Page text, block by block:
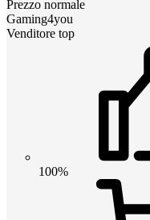
Prezzo normale
Gaming4you
Venditore top
100%